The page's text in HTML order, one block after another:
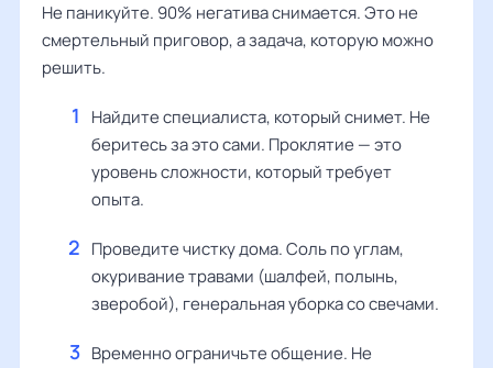
Не паникуйте. 90% негатива снимается. Это не
смертельный приговор, а задача, которую можно
решить.
Найдите специалиста, который снимет. Не
беритесь за это сами. Проклятие — это
уровень сложности, который требует
опыта.
Проведите чистку дома. Соль по углам,
окуривание травами (шалфей, полынь,
зверобой), генеральная уборка со свечами.
Временно ограничьте общение. Не